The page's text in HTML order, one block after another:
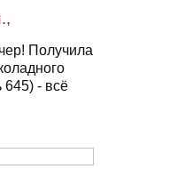
Получила
645) - всё